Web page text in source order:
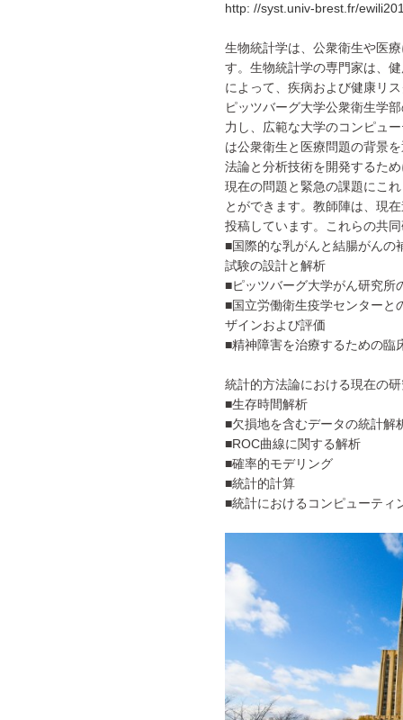
http: //syst.univ-brest.fr/
生物統計学は、公衆衛生や医
す。生物統計学の専門家は、
によって、疾病および健康リ
ピッツバーグ大学公衆衛生学
力し、広範な大学のコンピュ
は公衆衛生と医療問題の背景
法論と分析技術を開発するた
現在の問題と緊急の課題にこ
とができます。教師陣は、現
投稿しています。これらの共
■国際的な乳がんと結腸がんの
試験の設計と解析
■ピッツバーグ大学がん研究所
■国立労働衛生疫学センターと
ザインおよび評価
■精神障害を治療するための臨
統計的方法論における現在の
■生存時間解析
■欠損地を含むデータの統計解
■ROC曲線に関する解析
■確率的モデリング
■統計的計算
■統計におけるコンピューティ